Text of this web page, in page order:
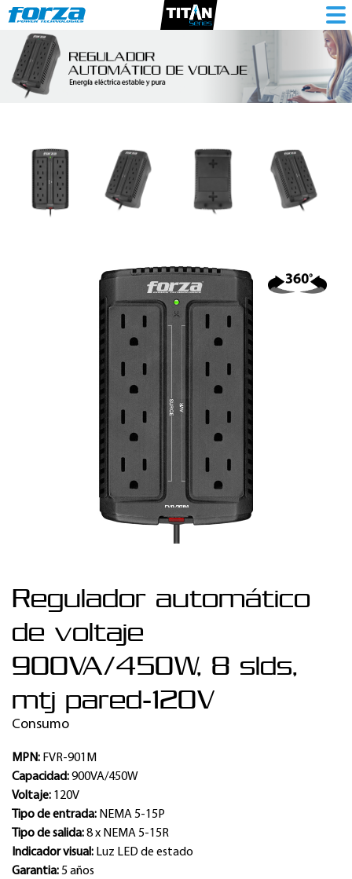
Regulador
automático
de
900VA/450W,
slds,
Regulador automático
de voltaje
900VA/450W, 8 slds,
mtj pared-120V
Consumo
MPN: FVR-901M
Capacidad:900VA/450W
Voltaje: 120V
Tipo de entrada: NEMA 5-15P
Tipo de salida:8 x NEMA 5-15R
Indicador visual: Luz LED de estado
Garantia:5 años